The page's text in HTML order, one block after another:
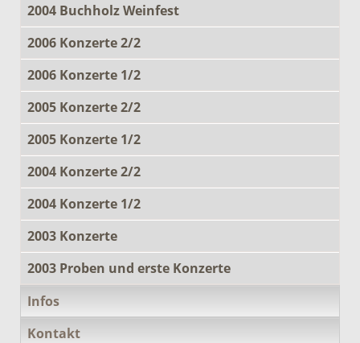
2004 Buchholz Weinfest
2006 Konzerte 2/2
2006 Konzerte 1/2
2005 Konzerte 2/2
2005 Konzerte 1/2
2004 Konzerte 2/2
2004 Konzerte 1/2
2003 Konzerte
2003 Proben und erste Konzerte
Infos
Kontakt